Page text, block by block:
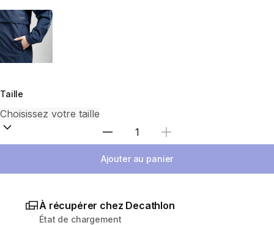
Choose a variant
Taille
Sélectionnez la quantité
Ajouter au panier
À récupérer chez Decathlon
État de chargement